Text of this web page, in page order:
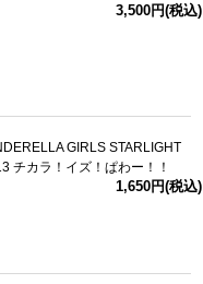
3,500円(税込)
GIRLS STARLIGHT
チカラ！イズ！ぱわー！！
1,650円(税込)